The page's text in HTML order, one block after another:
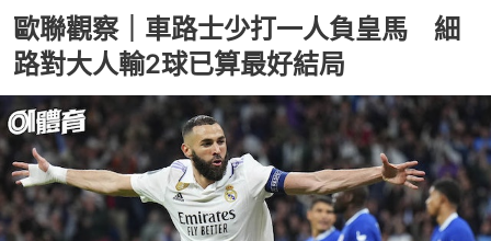
歐聯觀察｜車路士少打一人負皇馬 細
路對大人輸2球已算最好結局